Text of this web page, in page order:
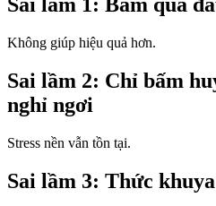
Không giúp hiệu quả hơn.
Sai lầm 2: Chỉ bấm
nghỉ ngơi
Stress nền vẫn tồn tại.
Sai lầm 3: Thức